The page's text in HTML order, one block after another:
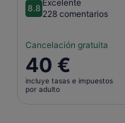
8.88.8 sobre 10
Excelente
228 comentarios
Cancelación gratuita
El
precio
es
40 €
incluye tasas e impuestos
por adulto